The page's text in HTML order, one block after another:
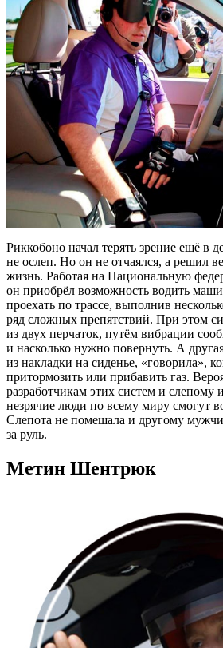
Риккобоно начал терять зрение ещё в
не ослеп. Но он не отчаялся, а решил
жизнь. Работая на Национальную
он приобрёл возможность водить
проехать по трассе, выполнив
ряд сложных препятствий. При этом
из двух перчаток, путём вибрации
и насколько нужно повернуть. А
из накладки на сиденье, «говорила»,
притормозить или прибавить газ.
разработчикам этих систем и
незрячие люди по всему миру смогут
Слепота не помешала и другому
за руль.
Метин Шентрюк